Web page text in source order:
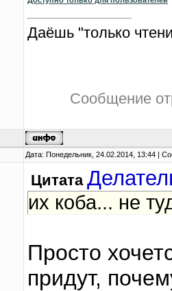
Даёшь "только
Сообщение
Дата: Понедельник, 24.02.2014, 13:44 |
Цитата
их коба... не
Просто
придут,